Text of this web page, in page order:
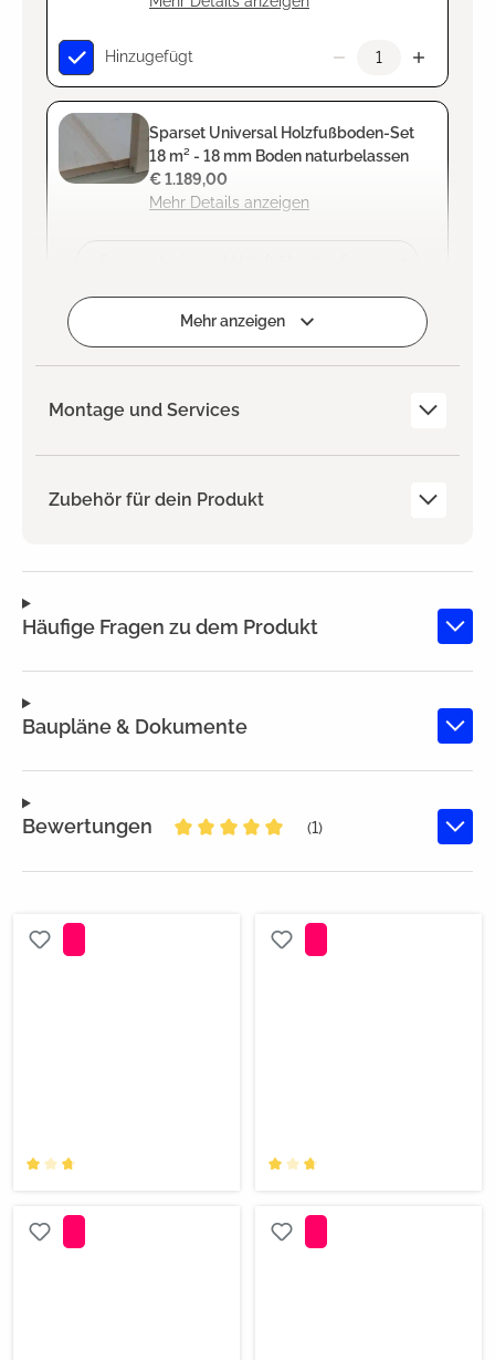
Hinzugefügt
Sparset Universal Holzfußboden-Set
18 m² - 18 mm Boden naturbelassen
Mehr Details anzeigen
€ 1.189,00
Zum Projekt hinzufügen
Mehr anzeigen
Montage und Services
Zubehör für dein Produkt
Häufige Fragen zu dem Produkt
Baupläne & Dokumente
Bewertungen
(1)